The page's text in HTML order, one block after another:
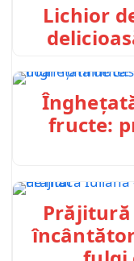
Lichior
fructe: